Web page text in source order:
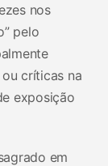
nos
pelo
críticas na
exposição
em